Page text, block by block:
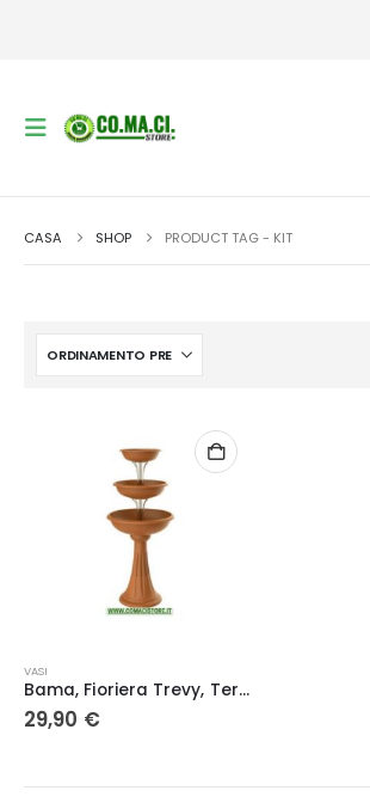
CASA SHOP PRODUCT TAG - KIT
VASI
Bama, Fioriera Trevy, Terracotta, 30 x 50 x 114 cm
29,90 €